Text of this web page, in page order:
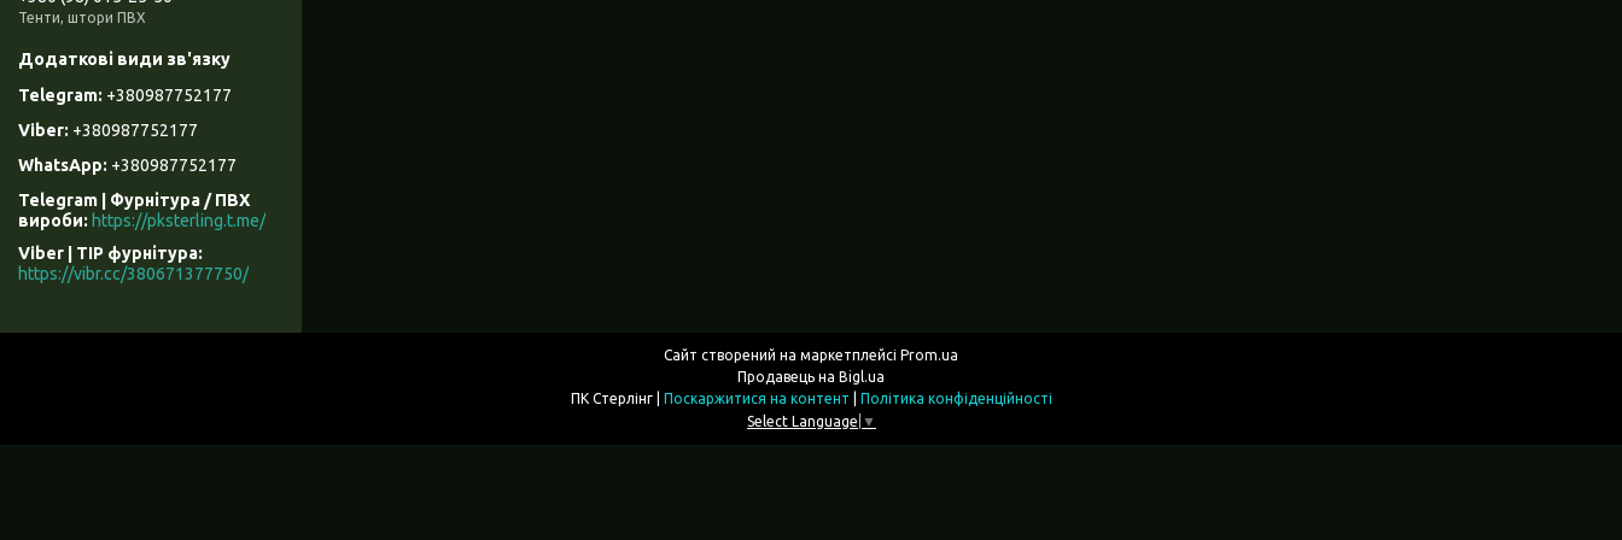
Тенти, штори ПВХ
+380987752177
+380987752177
+380987752177
Telegram | Фурнітура / ПВХ
вироби
https://pksterling.t.me/
Viber | ТІР фурнітура
https://vibr.cc/380671377750/
Сайт створений на маркетплейсі Prom.ua
Продавець на Bigl.ua
Поскаржитися на контент
Політика конфіденційності
Select Language ▼